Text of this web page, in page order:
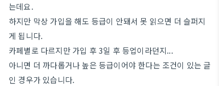
는데요.
하지만 막상 가입을 해도 등급이 안돼서 못 읽으면 더 슬퍼지
게 됩니다.
카페별로 다르지만 가입 후 3일 후 등업이라던지...
아니면 더 까다롭거나 높은 등급이어야 한다는 조건이 있는 글
인 경우가 있습니다.